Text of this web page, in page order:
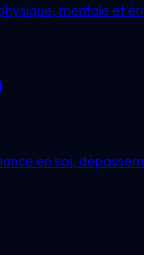
mentale et
en soi,